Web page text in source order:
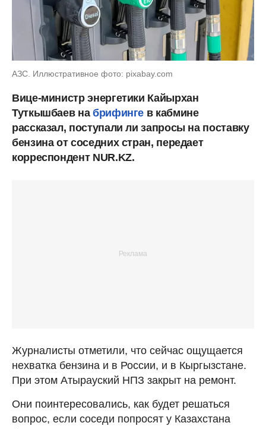
АЗС. Иллюстративное фото: pixabay.com
Вице-министр энергетики Кайырхан
Туткышбаев на брифинге в кабмине
рассказал, поступали ли запросы на поставку
бензина от соседних стран, передает
корреспондент NUR.KZ.
Журналисты отметили, что сейчас ощущается
нехватка бензина и в России, и в Кыргызстане.
При этом Атырауский НПЗ закрыт на ремонт.
Они поинтересовались, как будет решаться
вопрос, если соседи попросят у Казахстана